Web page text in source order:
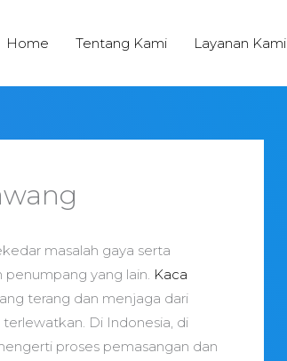
Home Tentang Kami Layanan Kami
masalah gaya serta
yang lain. Kaca
terang dan menjaga dari
Di Indonesia, di
proses pemasangan dan